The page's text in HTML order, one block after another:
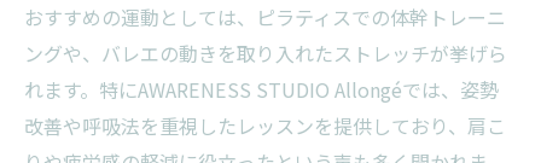
おすすめの運動としては、ピラティスでの体幹トレーニ
ングや、バレエの動きを取り入れたストレッチが挙げら
れます。特にAWARENESS STUDIO Allongéでは、姿勢
改善や呼吸法を重視したレッスンを提供しており、肩こ